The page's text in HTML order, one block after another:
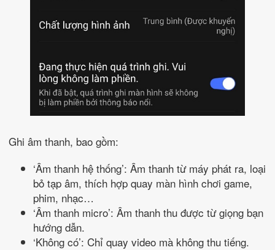
Ghi âm thanh, bao gồm:
‘Âm thanh hệ thống’: Âm thanh từ máy phát ra, loại
bỏ tạp âm, thích hợp quay màn hình chơi game,
phim, nhạc…
‘Âm thanh micro’: Âm thanh thu được từ giọng bạn
hướng dẫn.
‘Không có’: Chỉ quay video mà không thu tiếng.